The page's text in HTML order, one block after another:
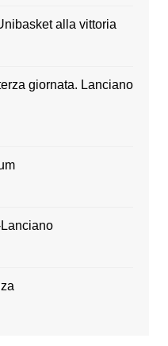
alla vittoria
giornata. Lanciano